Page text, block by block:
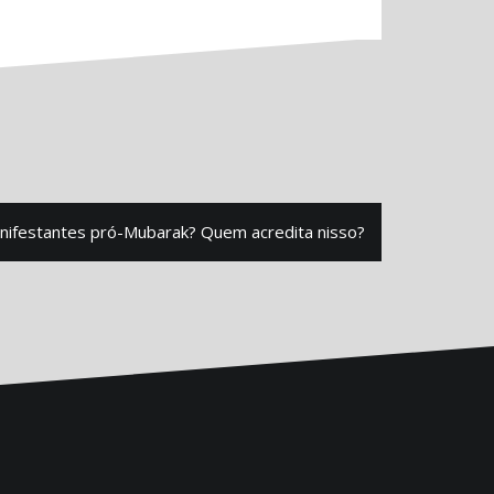
pró-Mubarak? Quem acredita nisso?